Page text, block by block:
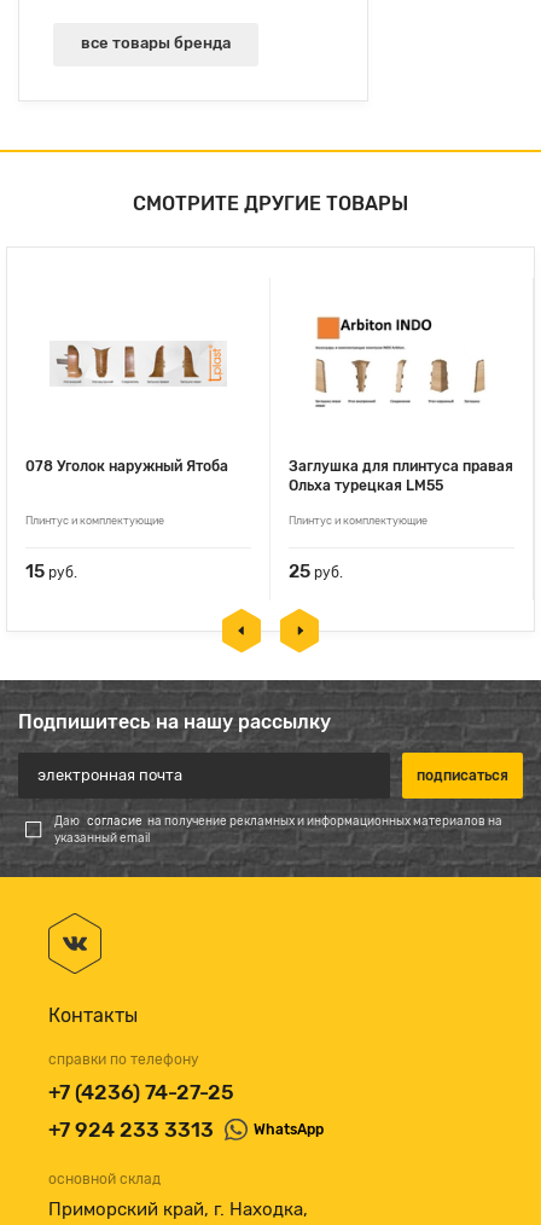
все товары бренда
СМОТРИТЕ ДРУГИЕ ТОВАРЫ
078 Уголок наружный Ятоба
Плинтус и комплектующие
15 руб.
Заглушка для плинтуса правая
Ольха турецкая LM55
Плинтус и комплектующие
25 руб.
Подпишитесь на нашу рассылку
Даю согласие на получение рекламных и информационных материалов на
указанный email
Контакты
справки по телефону
+7 (4236) 74-27-25
+7 924 233 3313
WhatsApp
основной склад
Приморский край, г. Находка,